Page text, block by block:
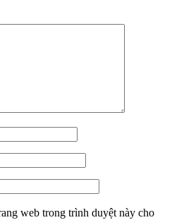
web trong trình duyệt này cho